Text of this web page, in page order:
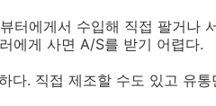
터에게서 수입해 직접 팔거나
에게 사면 A/S를 받기 어렵다.
다. 직접 제조할 수도 있고 유통